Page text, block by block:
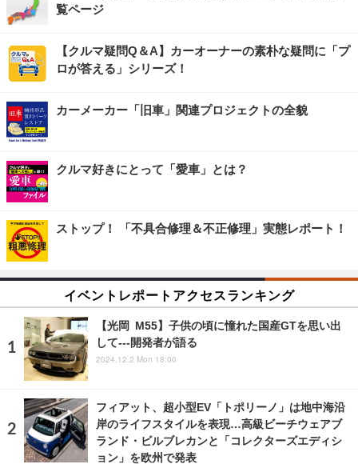
覧ページ
【クルマ疑問Q＆A】カーオーナーの素朴な疑問に「プ
ロが答える」シリーズ！
カーメーカー「旧車」関連プロジェクトの全貌
クルマ好きにとって「愛車」とは？
ストップ！ 「不具合修理＆不正修理」実態レポート！
イベントレポートアクセスランキング
【光岡 M55】子供の頃に憧れた国産GTを思い出
して---開発者が語る
2024.12.2 Mon 18:00
フィアット、超小型EV「トポリーノ」は地中海沿
岸のライフスタイルを表現…高級ビーチウェアブ
ランド・ビルブレカンと「コレクターズエディシ
ョン」を欧州で発表